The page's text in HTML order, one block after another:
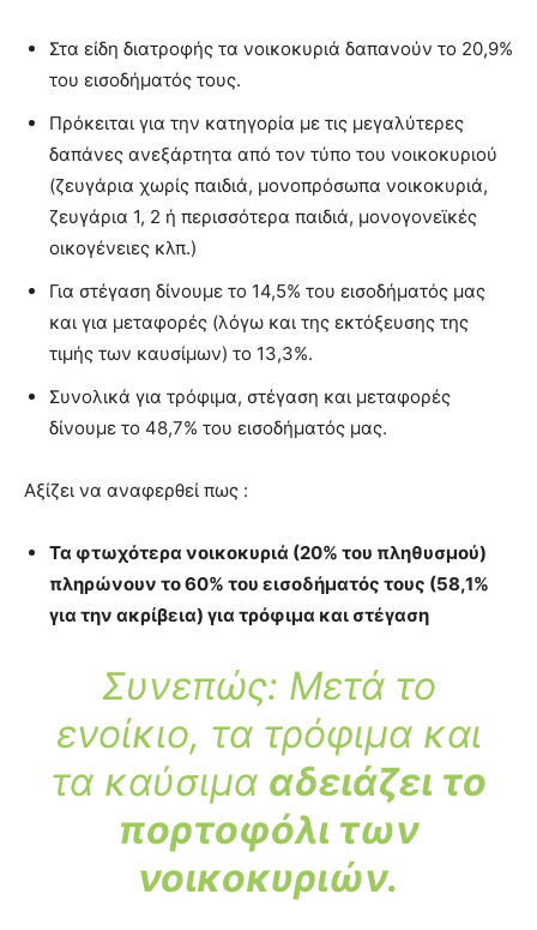
Στα είδη διατροφής τα νοικοκυριά δαπανούν το 20,9%
του εισοδήματός τους.
Πρόκειται για την κατηγορία με τις μεγαλύτερες
δαπάνες ανεξάρτητα από τον τύπο του νοικοκυριού
(ζευγάρια χωρίς παιδιά, μονοπρόσωπα νοικοκυριά,
ζευγάρια 1, 2 ή περισσότερα παιδιά, μονογονεϊκές
οικογένειες κλπ.)
Για στέγαση δίνουμε το 14,5% του εισοδήματός μας
και για μεταφορές (λόγω και της εκτόξευσης της
τιμής των καυσίμων) το 13,3%.
Συνολικά για τρόφιμα, στέγαση και μεταφορές
δίνουμε το 48,7% του εισοδήματός μας.
Αξίζει να αναφερθεί πως :
Τα φτωχότερα νοικοκυριά (20% του πληθυσμού)
πληρώνουν το 60% του εισοδήματός τους (58,1%
για την ακρίβεια) για τρόφιμα και στέγαση
Συνεπώς: Μετά το
ενοίκιο, τα τρόφιμα και
τα καύσιμα αδειάζει το
πορτοφόλι των
νοικοκυριών.